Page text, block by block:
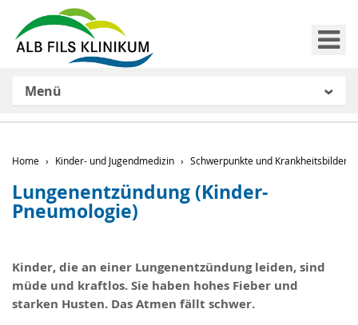
Menü
Home Kinder- und Jugendmedizin Schwerpunkte und Krankheitsbilder
Lungenentzündung (Kinder-
Pneumologie)
Kinder, die an einer Lungenentzündung leiden, sind
müde und kraftlos. Sie haben hohes Fieber und
starken Husten. Das Atmen fällt schwer.